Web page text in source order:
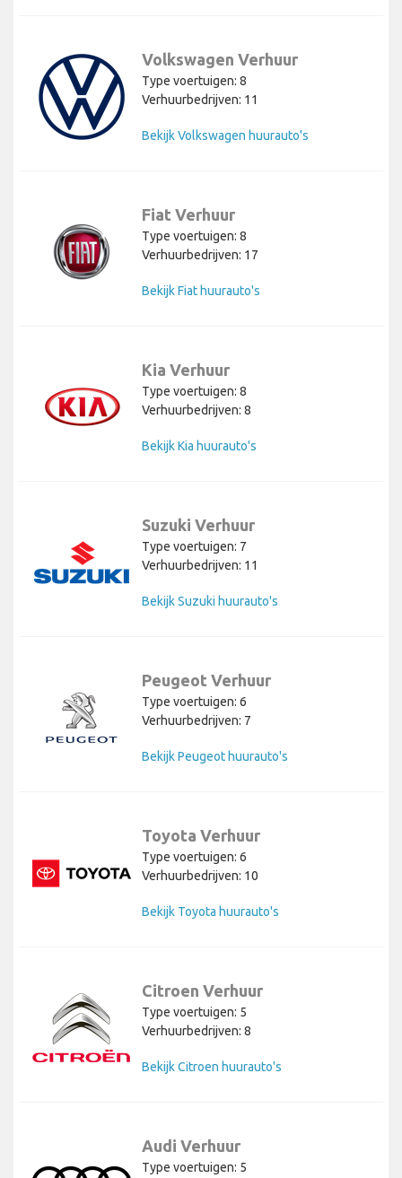
Volkswagen Verhuur
Type voertuigen: 8
Verhuurbedrijven: 11
Bekijk Volkswagen huurauto's
Fiat Verhuur
Type voertuigen: 8
Verhuurbedrijven: 17
Bekijk Fiat huurauto's
Kia Verhuur
Type voertuigen: 8
Verhuurbedrijven: 8
Bekijk Kia huurauto's
Suzuki Verhuur
Type voertuigen: 7
Verhuurbedrijven: 11
Bekijk Suzuki huurauto's
Peugeot Verhuur
Type voertuigen: 6
Verhuurbedrijven: 7
Bekijk Peugeot huurauto's
Toyota Verhuur
Type voertuigen: 6
Verhuurbedrijven: 10
Bekijk Toyota huurauto's
Citroen Verhuur
Type voertuigen: 5
Verhuurbedrijven: 8
Bekijk Citroen huurauto's
Audi Verhuur
Type voertuigen: 5